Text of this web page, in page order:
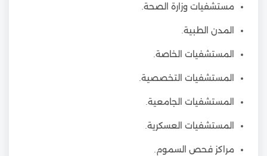
مستشفيات وزارة الصحة.
المدن الطبية.
المستشفيات الخاصة.
المستشفيات التخصصية.
المستشفيات الجامعية.
المستشفيات العسكرية.
مراكز فحص السموم.